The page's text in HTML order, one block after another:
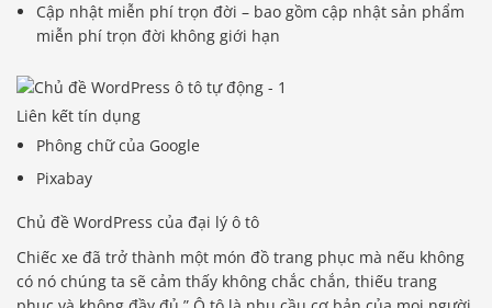
Cập nhật miễn phí trọn đời – bao gồm cập nhật sản phẩm
miễn phí trọn đời không giới hạn
Liên kết tín dụng
Phông chữ của Google
Pixabay
Chủ đề WordPress của đại lý ô tô
Chiếc xe đã trở thành một món đồ trang phục mà nếu không
có nó chúng ta sẽ cảm thấy không chắc chắn, thiếu trang